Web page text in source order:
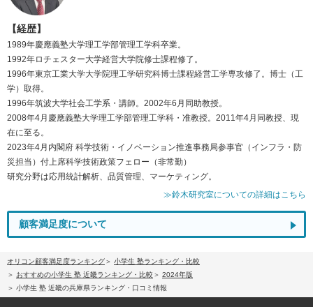
【経歴】
1989年慶應義塾大学理工学部管理工学科卒業。
1992年ロチェスター大学経営大学院修士課程修了。
1996年東京工業大学大学院理工学研究科博士課程経営工学専攻修了。博士（工
学）取得。
1996年筑波大学社会工学系・講師。2002年6月同助教授。
2008年4月慶應義塾大学理工学部管理工学科・准教授。2011年4月同教授、現
在に至る。
2023年4月内閣府 科学技術・イノベーション推進事務局参事官（インフラ・防
災担当）付上席科学技術政策フェロー（非常勤）
研究分野は応用統計解析、品質管理、マーケティング。
≫鈴木研究室についての詳細はこちら
顧客満足度について
オリコン顧客満足度ランキング
小学生 塾ランキング・比較
おすすめの小学生 塾 近畿ランキング・比較
2024年版
小学生 塾 近畿の兵庫県ランキング・口コミ情報